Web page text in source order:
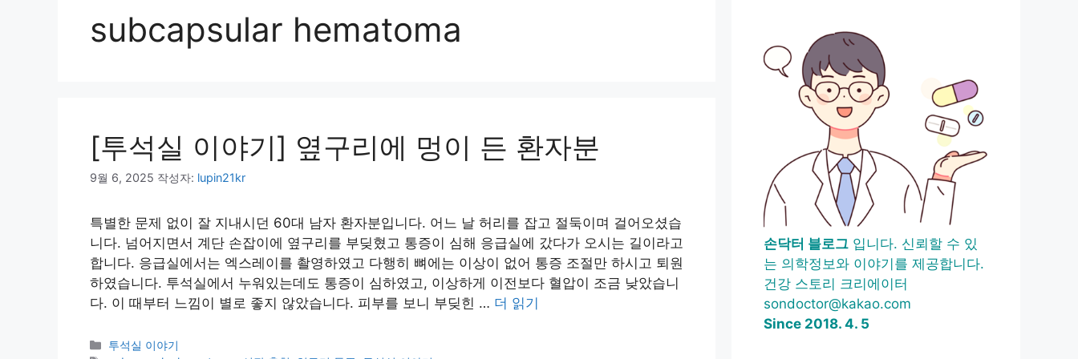
subcapsular hematoma
[투석실 이야기] 옆구리에 멍이 든 환자분
9월 6, 2025 작성자: lupin21kr
특별한 문제 없이 잘 지내시던 60대 남자 환자분입니다. 어느 날 허리를 잡고 절둑이며 걸어오셨습
니다. 넘어지면서 계단 손잡이에 옆구리를 부딪혔고 통증이 심해 응급실에 갔다가 오시는 길이라고
합니다. 응급실에서는 엑스레이를 촬영하였고 다행히 뼈에는 이상이 없어 통증 조절만 하시고 퇴원
하였습니다. 투석실에서 누워있는데도 통증이 심하였고, 이상하게 이전보다 혈압이 조금 낮았습니
다. 이 때부터 느낌이 별로 좋지 않았습니다. 피부를 보니 부딪힌 … 더 읽기
카
투석실 이야기
손닥터 블로그 입니다. 신뢰할 수 있
는 의학정보와 이야기를 제공합니다.
건강 스토리 크리에이터
sondoctor@kakao.com
Since 2018. 4. 5